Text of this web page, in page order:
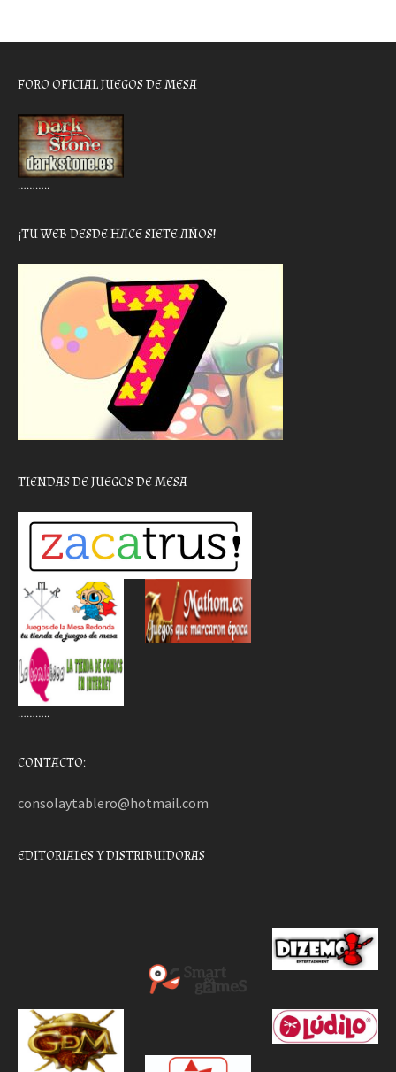
FORO OFICIAL JUEGOS DE MESA
………..
¡TU WEB DESDE HACE SIETE AÑOS!
TIENDAS DE JUEGOS DE MESA
………..
CONTACTO:
consolaytablero@hotmail.com
EDITORIALES Y DISTRIBUIDORAS